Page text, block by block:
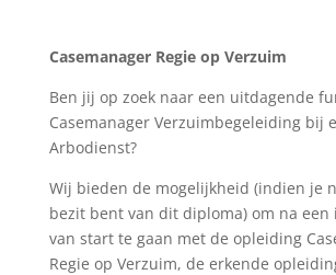
Casemanager Regie op Verzuim
Ben jij op zoek naar een uitdagende
Casemanager Verzuimbegeleiding bij
Arbodienst?
Wij bieden de mogelijkheid (indien je
bezit bent van dit diploma) om na een
van start te gaan met de opleiding
Regie op Verzuim, de erkende